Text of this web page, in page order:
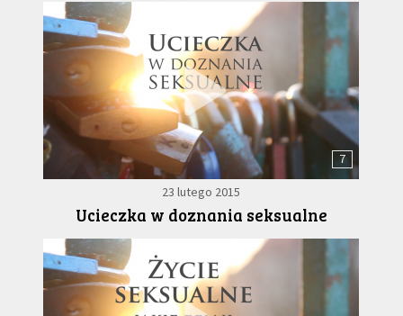
7
23 lutego 2015
Ucieczka w doznania seksualne